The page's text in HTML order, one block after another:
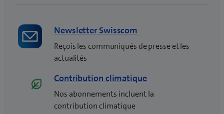
Newsletter Swisscom
Reçois les communiqués de presse et les
actualités
Contribution climatique
Nos abonnements incluent la
contribution climatique